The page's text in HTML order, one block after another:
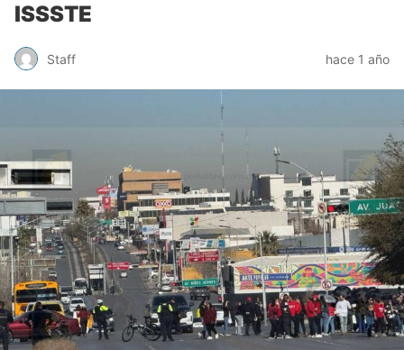
ISSSTE
Staff hace 1 año